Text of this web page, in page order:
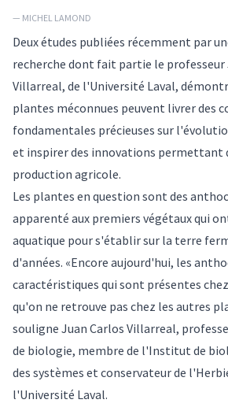
— MICHEL LAMOND
Deux études publiées récemment par
recherche dont fait partie le professeur
Villarreal, de l'Université Laval,
plantes méconnues peuvent livrer des
fondamentales précieuses sur
et inspirer des innovations permettant
production agricole.
Les plantes en question sont des
apparenté aux premiers végétaux qui
aquatique pour s'établir sur la terre
d'années. «Encore aujourd'hui, les
caractéristiques qui sont présentes
qu'on ne retrouve pas chez les autres
souligne Juan Carlos Villarreal,
de biologie, membre de l'Institut de
des systèmes et conservateur de
l'Université Laval.